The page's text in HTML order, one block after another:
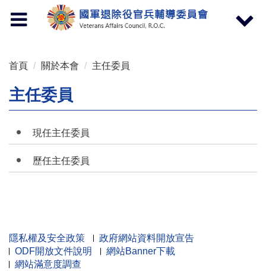
Toggle
navigation
Toggle
首頁 關於本會 主任委員
主任委員
現任主任委員
歷任主任委員
隱私權及安全政策
政府網站資料開放宣告
ODF開放文件說明
網站Banner下載
網站滿意度調查